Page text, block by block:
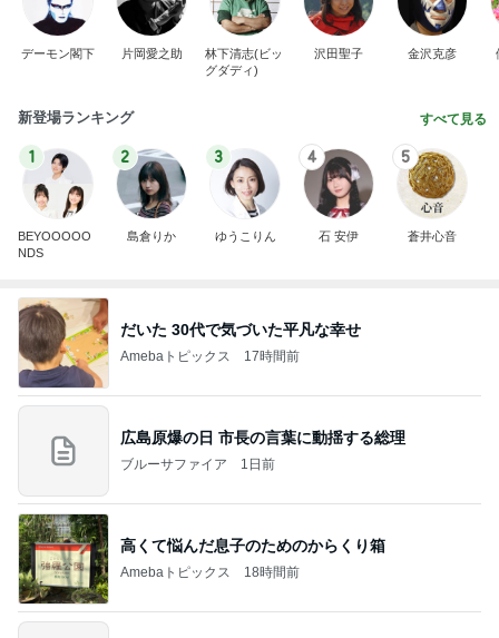
デーモン閣下 片岡愛之助
林下清志(ビッ
グダディ)
沢田聖子 金沢克彦
新登場ランキング すべて見る
1
BEYOOOOO
NDS
2
島倉りか
3
ゆうこりん
4
石 安伊
5
蒼井心音
だいた 30代で気づいた平凡な幸せ
Amebaトピックス 17時間前
広島原爆の日 市長の言葉に動揺する総理
ブルーサファイア 1日前
高くて悩んだ息子のためのからくり箱
Amebaトピックス 18時間前